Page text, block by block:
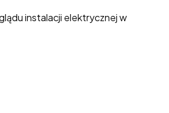
instalacji elektrycznej w